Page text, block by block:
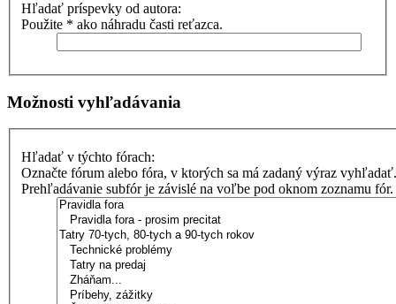
Hľadať príspevky od autora:
Použite * ako náhradu časti reťazca.
Možnosti vyhľadávania
Hľadať v týchto fórach:
Označte fórum alebo fóra, v ktorých sa má zadaný výraz vyhľadať.
Prehľadávanie subfór je závislé na voľbe pod oknom zoznamu fór.